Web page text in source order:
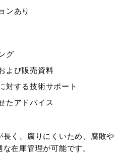
ンあり
グ
よび販売資料
対する技術サポート
たアドバイス
く、腐りにくいため、腐敗や
在庫管理が可能です。